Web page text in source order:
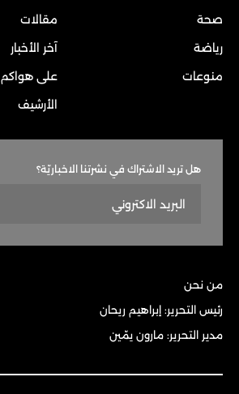
صحة
رياضة
منوعات
مقالات
آخر الأخبار
على هواكم
الأرشيف
هل تريد الاشتراك في نشرتنا الاخباريّة؟
من نحن
رئيس التحرير: إبراهيم ريحان
مدير التحرير: مارون يمّين